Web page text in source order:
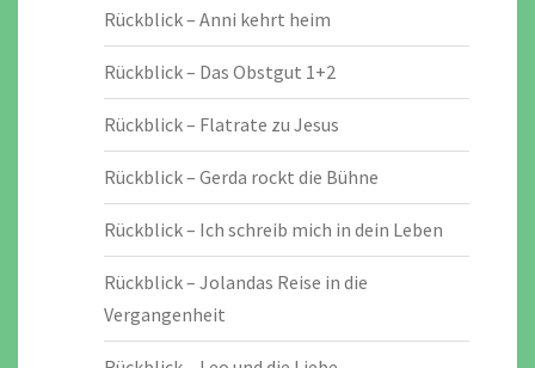
Rückblick – Anni kehrt heim
Rückblick – Das Obstgut 1+2
Rückblick – Flatrate zu Jesus
Rückblick – Gerda rockt die Bühne
Rückblick – Ich schreib mich in dein Leben
Rückblick – Jolandas Reise in die
Vergangenheit